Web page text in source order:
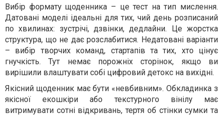
Вибір формату щоденника – це тест на тип мислення.
Датовані моделі ідеальні для тих, чий день розписаний
по хвилинах: зустрічі, дзвінки, дедлайни. Це жорстка
структура, що не дає розслабитися. Недатовані варіанти
– вибір творчих команд, стартапів та тих, хто цінує
гнучкість. Тут немає порожніх сторінок, якщо ви
вирішили влаштувати собі цифровий детокс на вихідні.
Якісний щоденник має бути «невбивним». Обкладинка з
якісної екошкіри або текстурного вінілу має
витримувати сотні відкривань, тертя об стінки сумки та